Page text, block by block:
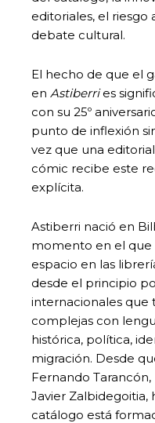
editoriales, el riesgo
debate cultural.
El hecho de que el
en Astiberries
con su 25º
punto de inflexión
vez que una
cómic recibe este
explícita.
Astiberri nació en
momento en el que
espacio en las
desde el principio
internacionales que
complejas con
histórica, política,
migración. Desde
Fernando
Javier Zalbidegoitia,
catálogo está